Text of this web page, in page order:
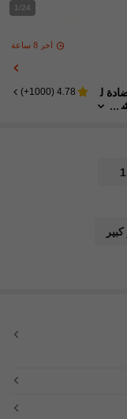
1/24
آخر 8 ساعة
ل
4.78
(
1000+
)
1